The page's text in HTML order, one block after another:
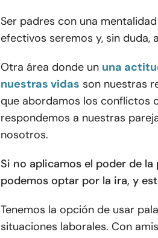
Ser padres con una
efectivos seremos y, sin duda,
Otra área donde un una
nuestras vidas son nuestras
que abordamos los conflictos
respondemos a nuestras
nosotros.
Si no aplicamos el poder de
podemos optar por la ira, y
Tenemos la opción de usar
situaciones laborales. Con